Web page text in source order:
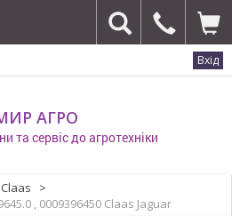
Вхід
АГРО
та сервіс до агротехніки
Claas
>
, 0009396450 Claas Jaguar